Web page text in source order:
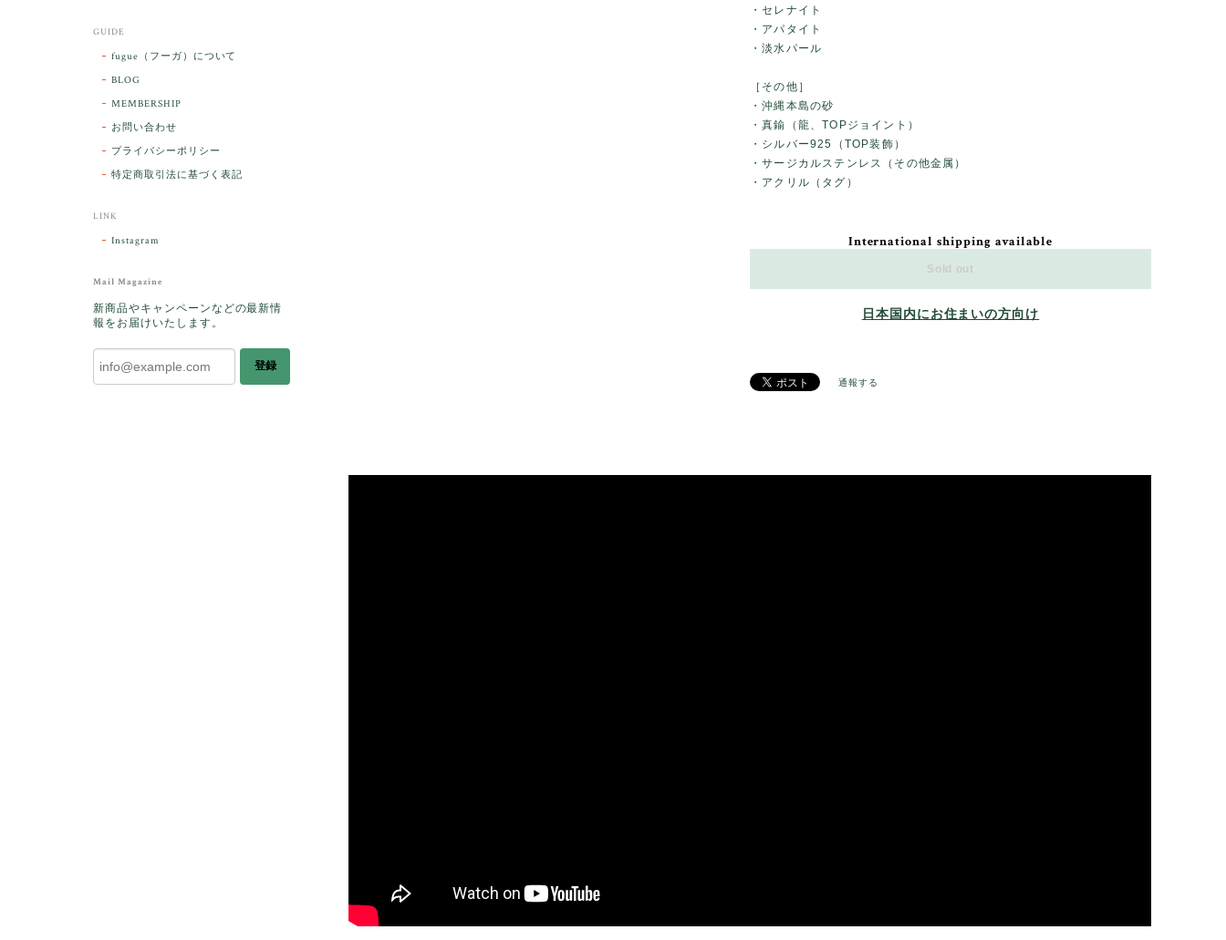
・セレナイト
・アパタイト
・淡水パール
［その他］
・沖縄本島の砂
・真鍮（龍、TOPジョイント）
・シルバー925（TOP装飾）
・サージカルステンレス（その他金属）
・アクリル（タグ）
International shipping available
Sold out
日本国内にお住まいの方向け
通報する
GUIDE
fugue（フーガ）について
BLOG
MEMBERSHIP
お問い合わせ
プライバシーポリシー
特定商取引法に基づく表記
LINK
Instagram
Mail Magazine
新商品やキャンペーンなどの最新情
報をお届けいたします。
登録